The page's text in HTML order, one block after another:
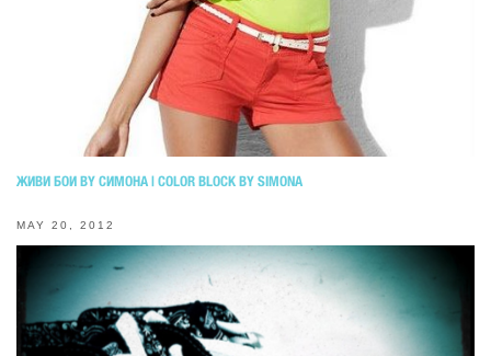
ЖИВИ БОИ BY СИМОНА | COLOR BLOCK BY SIMONA
MAY 20, 2012